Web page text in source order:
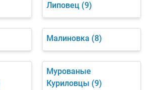
Липовец (9)
Малиновка (8)
Мурованые
Куриловцы (9)